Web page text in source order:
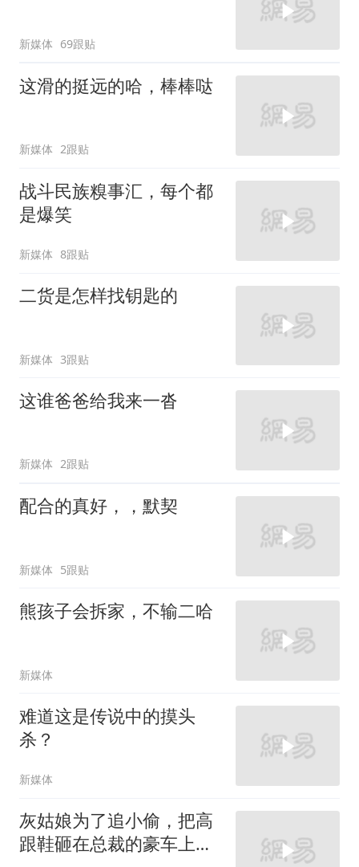
新媒体 69跟贴
这滑的挺远的哈，棒棒哒
新媒体 2跟贴
战斗民族糗事汇，每个都
是爆笑
新媒体 8跟贴
二货是怎样找钥匙的
新媒体 3跟贴
这谁爸爸给我来一沓
新媒体 2跟贴
配合的真好，，默契
新媒体 5跟贴
熊孩子会拆家，不输二哈
新媒体
难道这是传说中的摸头
杀？
新媒体
灰姑娘为了追小偷，把高
跟鞋砸在总裁的豪车上，